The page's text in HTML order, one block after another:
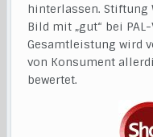
hinterlassen. Stiftung
Bild mit „gut“ bei
Gesamtleistung wird
von Konsument
bewertet.